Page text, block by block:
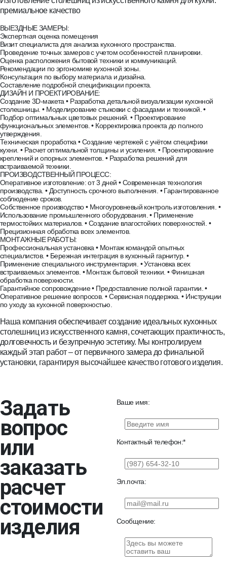
6270 Atlantic Salt 6131 Bianco Drift
премиальное качество
ВЫЕЗДНЫЕ ЗАМЕРЫ:
Экспертная оценка помещения
Визит специалиста для анализа кухонного пространства.
Проведение точных замеров с учетом особенностей планировки.
Оценка расположения бытовой техники и коммуникаций.
Рекомендации по эргономике кухонной зоны.
Консультация по выбору материала и дизайна.
Составление подробной спецификации проекта.
ДИЗАЙН И ПРОЕКТИРОВАНИЕ:
Создание 3D-макета • Разработка детальной визуализации кухонной
столешницы. • Моделирование стыковки с фасадами и техникой. •
Подбор оптимальных цветовых решений. • Проектирование
функциональных элементов. • Корректировка проекта до полного
утверждения.
Техническая проработка • Создание чертежей с учётом специфики
кухни. • Расчет оптимальной толщины и усиления. • Проектирование
креплений и опорных элементов. • Разработка решений для
встраиваемой техники.
ПРОИЗВОДСТВЕННЫЙ ПРОЦЕСС:
Оперативное изготовление: от 3 дней • Современная технология
производства. • Доступность срочного выполнения. • Гарантированное
соблюдение сроков.
Собственное производство • Многоуровневый контроль изготовления. •
Использование промышленного оборудования. • Применение
термостойких материалов. • Создание влагостойких поверхностей. •
Прецизионная обработка всех элементов.
МОНТАЖНЫЕ РАБОТЫ:
Профессиональная установка • Монтаж командой опытных
специалистов. • Бережная интеграция в кухонный гарнитур. •
Применение специального инструментария. • Установка всех
встраиваемых элементов. • Монтаж бытовой техники. • Финишная
обработка поверхности.
Гарантийное сопровождение • Предоставление полной гарантии. •
Оперативное решение вопросов. • Сервисная поддержка. • Инструкции
по уходу за кухонной поверхностью.
Наша компания обеспечивает создание идеальных кухонных
столешниц из искусственного камня, сочетающих практичность,
долговечность и безупречную эстетику. Мы контролируем
каждый этап работ – от первичного замера до финальной
установки, гарантируя высочайшее качество готового изделия.
Задать
вопрос
или
заказать
расчет
стоимости
изделия
Ваше имя:
Контактный телефон:
Эл.почта:
Сообщение: